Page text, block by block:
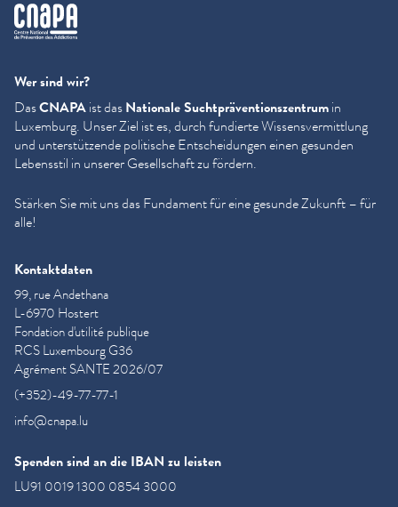
cnapa
Wer sind wir?
DasCNAPAist dasNationale Sucht­präven­tion­szen­trumin
Luxemburg. Unser Ziel ist es, durch fundierte Wis­sensver­mit­tlung
und unter­stützende politische Entschei­dun­gen einen gesunden
Lebensstil in unserer Gesellschaft zu fördern.
Stärken Sie mit uns das Fundament für eine gesunde Zukunft – für
alle!
Kontaktdaten
99, rue Andethana
L-6970 Hostert
Fondation d'utilité publique
RCS Luxembourg G36
Agrément SANTE 2026/07
(+352)-49-77-77-1
info@cnapa.lu
Spenden sind an die IBAN zu leisten
LU91 0019 1300 0854 3000